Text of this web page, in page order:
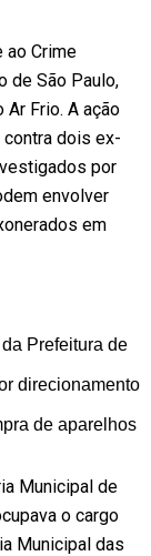
ao Crime
de São Paulo,
Frio. A ação
dois ex-
por
envolver
em
Prefeitura de
direcionamento
de aparelhos
Municipal de
o cargo
Municipal das